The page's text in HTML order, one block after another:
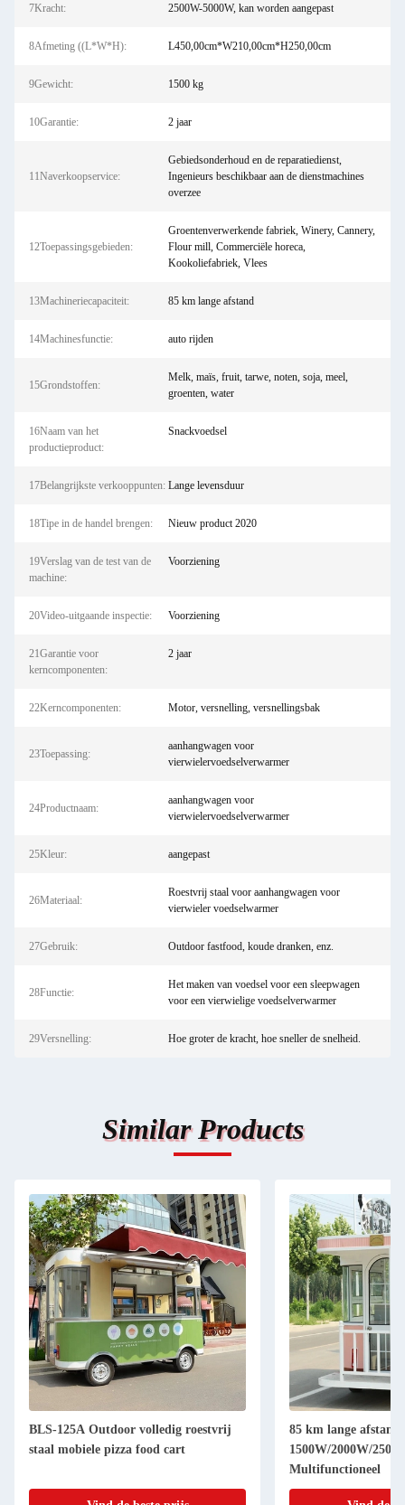
7Kracht: 2500W-5000W, kan worden aangepast
8Afmeting ((L*W*H): L450,00cm*W210,00cm*H250,00cm
9Gewicht: 1500 kg
10Garantie: 2 jaar
11Naverkoopservice:
Gebiedsonderhoud en de reparatiedienst,
Ingenieurs beschikbaar aan de dienstmachines
overzee
12Toepassingsgebieden:
Groentenverwerkende fabriek, Winery, Cannery,
Flour mill, Commerciële horeca,
Kookoliefabriek, Vlees
13Machineriecapaciteit: 85 km lange afstand
14Machinesfunctie: auto rijden
15Grondstoffen:
Melk, maïs, fruit, tarwe, noten, soja, meel,
groenten, water
16Naam van het
productieproduct:
Snackvoedsel
17Belangrijkste verkooppunten: Lange levensduur
18Tipe in de handel brengen: Nieuw product 2020
19Verslag van de test van de
machine:
Voorziening
20Video-uitgaande inspectie: Voorziening
21Garantie voor
kerncomponenten:
2 jaar
22Kerncomponenten: Motor, versnelling, versnellingsbak
23Toepassing:
aanhangwagen voor
vierwielervoedselverwarmer
24Productnaam:
aanhangwagen voor
vierwielervoedselverwarmer
25Kleur: aangepast
26Materiaal:
Roestvrij staal voor aanhangwagen voor
vierwieler voedselwarmer
27Gebruik: Outdoor fastfood, koude dranken, enz.
28Functie:
Het maken van voedsel voor een sleepwagen
voor een vierwielige voedselverwarmer
29Versnelling: Hoe groter de kracht, hoe sneller de snelheid.
Similar Products
85 km lange afstand
1500W/2000W/2500W Voedselkarretjes
zilveren mobiele
220V/380V